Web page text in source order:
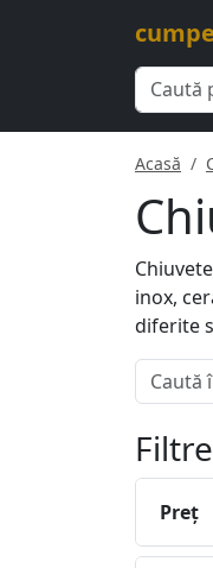
Acasă
inox,
diferite
Filtre
Preţ